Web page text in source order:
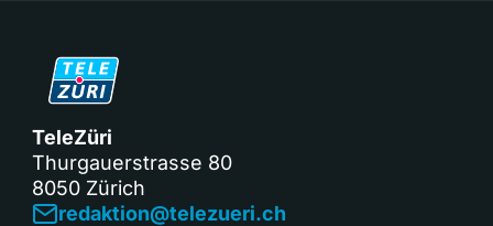
TeleZüri
Thurgauerstrasse 80
8050 Zürich
redaktion@telezueri.ch